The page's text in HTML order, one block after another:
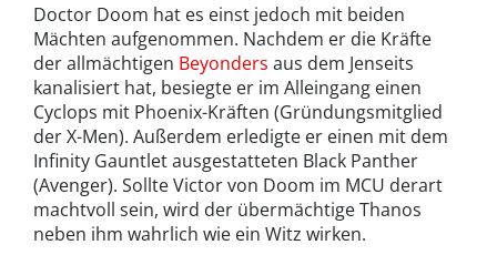
Doctor Doom hat es einst jedoch mit beiden
Mächten aufgenommen. Nachdem er die Kräfte
der allmächtigen Beyonders aus dem Jenseits
kanalisiert hat, besiegte er im Alleingang einen
Cyclops mit Phoenix-Kräften (Gründungsmitglied
der X-Men). Außerdem erledigte er einen mit dem
Infinity Gauntlet ausgestatteten Black Panther
(Avenger). Sollte Victor von Doom im MCU derart
machtvoll sein, wird der übermächtige Thanos
neben ihm wahrlich wie ein Witz wirken.